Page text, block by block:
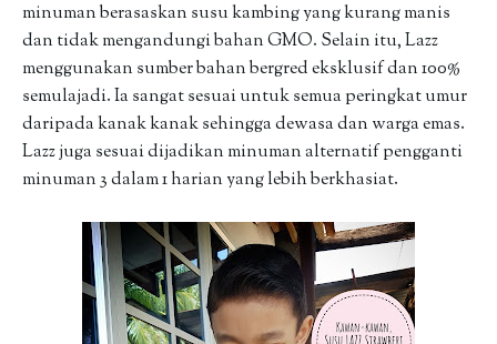
minuman berasaskan susu kambing yang kurang manis
dan tidak mengandungi bahan GMO. Selain itu, Lazz
menggunakan sumber bahan bergred eksklusif dan 100%
semulajadi. Ia sangat sesuai untuk semua peringkat umur
daripada kanak kanak sehingga dewasa dan warga emas.
Lazz juga sesuai dijadikan minuman alternatif pengganti
minuman 3 dalam 1 harian yang lebih berkhasiat.